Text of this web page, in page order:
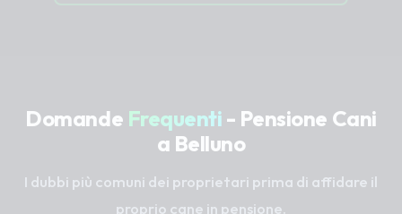
Domande Frequenti - Pensione Cani
a Belluno
I dubbi più comuni dei proprietari prima di affidare il
proprio cane in pensione.